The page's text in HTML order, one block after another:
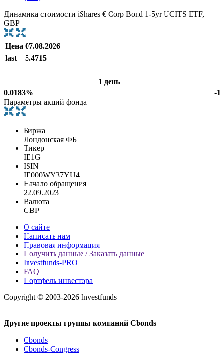
Динамика стоимости iShares € Corp Bond 1-5yr UCITS ETF,
GBP
Цена 07.08.2026
last
5.4715
1 день
0.0183%
-
Параметры акций фонда
Биржа
Лондонская ФБ
Тикер
IE1G
ISIN
IE000WY37YU4
Начало обращения
22.09.2023
Валюта
GBP
О сайте
Написать нам
Правовая информация
Получить данные / Заказать данные
Investfunds-PRO
FAQ
Портфель инвестора
Copyright © 2003-2026 Investfunds
Другие проекты группы компаний Cbonds
Cbonds
Cbonds-Congress